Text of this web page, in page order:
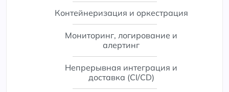
Контейнеризация и оркестрация
Мониторинг, логирование и
алертинг
Непрерывная интеграция и
доставка (CI/CD)